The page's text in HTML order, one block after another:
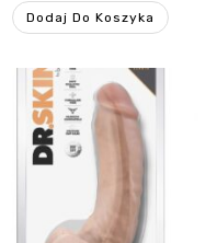
Dodaj Do Koszyka